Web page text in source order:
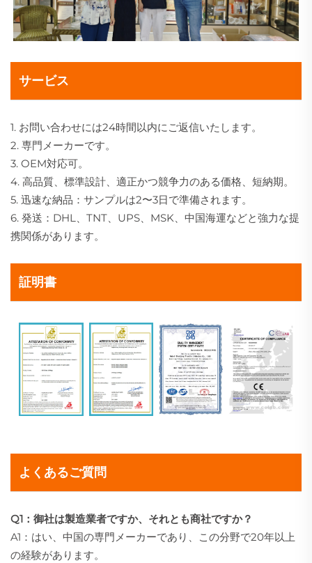
サービス
1. お問い合わせには24時間以内にご返信いたします。
2. 専門メーカーです。
3. OEM対応可。
4. 高品質、標準設計、適正かつ競争力のある価格、短納期。
5. 迅速な納品：サンプルは2〜3日で準備されます。
6. 発送：DHL、TNT、UPS、MSK、中国海運などと強力な提
携関係があります。
証明書
よくあるご質問
Q1：御社は製造業者ですか、それとも商社ですか？
A1：はい、中国の専門メーカーであり、この分野で20年以上
の経験があります。